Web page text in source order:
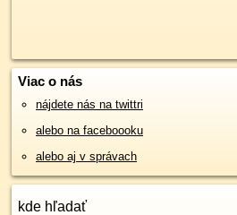
Viac o nás
nájdete nás na twittri
alebo na faceboooku
alebo aj v správach
kde hľadať